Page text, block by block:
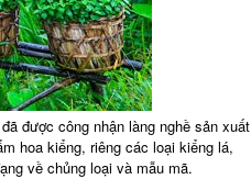
được công nhận làng nghề sản xuất
hoa kiểng, riêng các loại kiểng lá,
về chủng loại và mẫu mã.